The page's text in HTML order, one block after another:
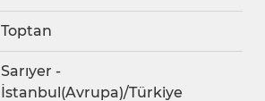
Toptan
Sarıyer -
İstanbul(Avrupa)/Türkiye